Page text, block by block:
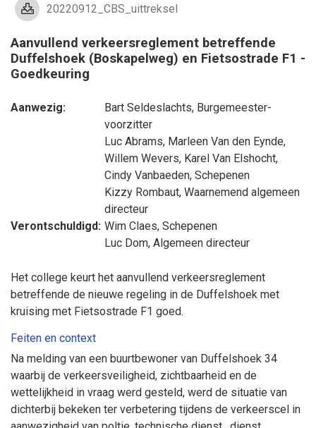
20220912_CBS_uittreksel
Aanvullend verkeersreglement betreffende
Duffelshoek (Boskapelweg) en Fietsostrade F1 -
Goedkeuring
Aanwezig: Bart Seldeslachts, Burgemeester-
voorzitter
Luc Abrams, Marleen Van den Eynde,
Willem Wevers, Karel Van Elshocht,
Cindy Vanbaeden, Schepenen
Kizzy Rombaut, Waarnemend algemeen
directeur
Verontschuldigd: Wim Claes, Schepenen
Luc Dom, Algemeen directeur
Het college keurt het aanvullend verkeersreglement
betreffende de nieuwe regeling in de Duffelshoek met
kruising met Fietsostrade F1 goed.
Feiten en context
Na melding van een buurtbewoner van Duffelshoek 34
waarbij de verkeersveiligheid, zichtbaarheid en de
wettelijkheid in vraag werd gesteld, werd de situatie van
dichterbij bekeken ter verbetering tijdens de verkeerscel in